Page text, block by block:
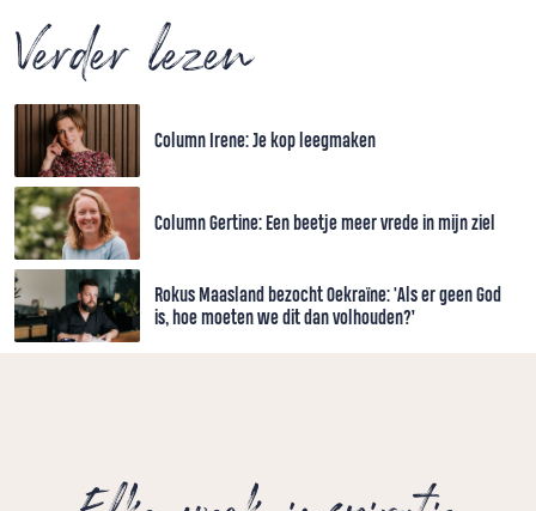
Verder lezen
Column Irene: Je kop leegmaken
Column Gertine: Een beetje meer vrede in mijn ziel
Rokus Maasland bezocht Oekraïne: 'Als er geen God
is, hoe moeten we dit dan volhouden?’